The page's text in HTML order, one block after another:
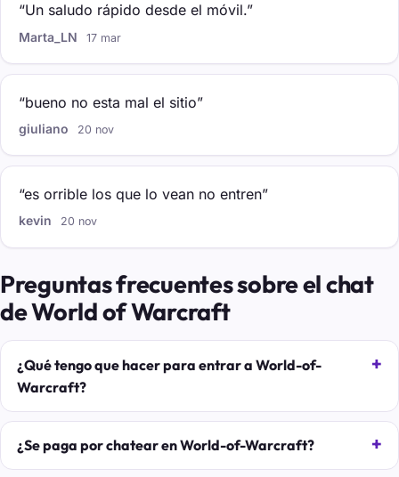
“Un saludo rápido desde el móvil.”
Marta_LN 17 mar
“bueno no esta mal el sitio”
giuliano 20 nov
“es orrible los que lo vean no entren”
kevin 20 nov
Preguntas frecuentes sobre el chat
de World of Warcraft
¿Qué tengo que hacer para entrar a World-of-
Warcraft?
¿Se paga por chatear en World-of-Warcraft?